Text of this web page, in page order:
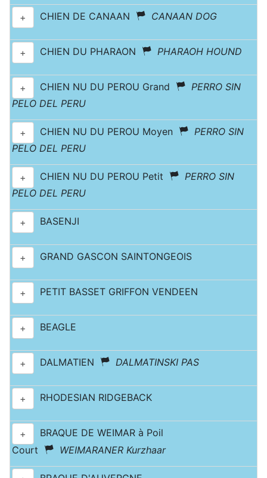
+ CHIEN DE CANAAN CANAAN DOG
+ CHIEN DU PHARAON PHARAOH HOUND
+ CHIEN NU DU PEROU Grand
PERRO SIN
PELO DEL PERU
+ CHIEN NU DU PEROU Moyen
PERRO SIN
PELO DEL PERU
+ CHIEN NU DU PEROU Petit
PERRO SIN
PELO DEL PERU
+ BASENJI
+ GRAND GASCON SAINTONGEOIS
+ PETIT BASSET GRIFFON VENDEEN
+ BEAGLE
+ DALMATIEN DALMATINSKI PAS
+ RHODESIAN RIDGEBACK
+
BRAQUE DE WEIMAR à Poil
Court
WEIMARANER Kurzhaar